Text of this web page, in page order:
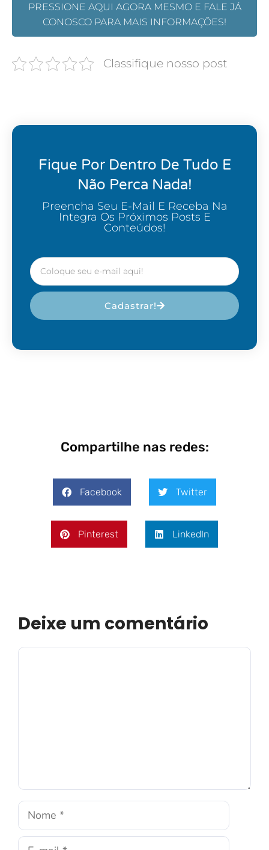
PRESSIONE AQUI AGORA MESMO E FALE JÁ
CONOSCO PARA MAIS INFORMAÇÕES!
Classifique nosso post
Fique Por Dentro De Tudo E
Não Perca Nada!
Preencha Seu E-Mail E Receba Na
Integra Os Próximos Posts E
Conteúdos!
Cadastrar!
Compartilhe nas redes:
Facebook Twitter
Pinterest LinkedIn
Deixe um comentário